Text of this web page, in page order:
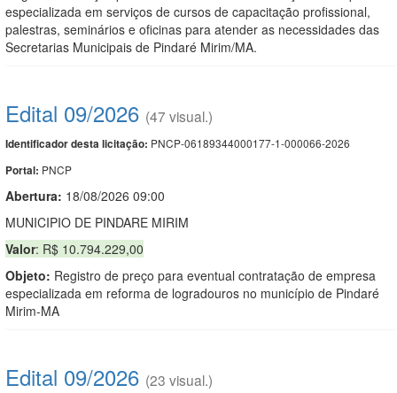
especializada em serviços de cursos de capacitação profissional,
palestras, seminários e oficinas para atender as necessidades das
Secretarias Municipais de Pindaré Mirim/MA.
Edital 09/2026 (47 visual.)
Identificador desta licitação: PNCP-06189344000177-1-000066-2026
Portal: PNCP
Abertura: 18/08/2026 09:00
MUNICIPIO DE PINDARE MIRIM
Valor: R$ 10.794.229,00
Objeto: Registro de preço para eventual contratação de empresa
especializada em reforma de logradouros no município de Pindaré
Mirim-MA
Edital 09/2026 (23 visual.)